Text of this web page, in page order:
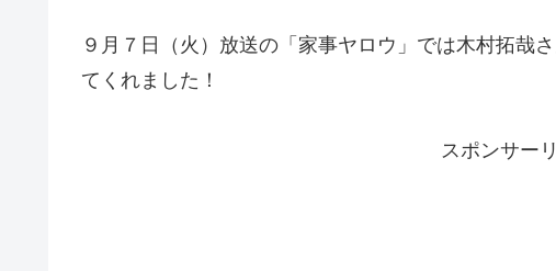
９月７日（火）放送の「家事ヤロウ」では木村拓哉
てくれました！
スポンサー